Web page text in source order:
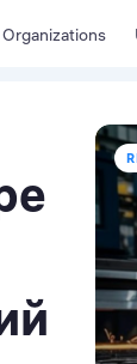
Organizations